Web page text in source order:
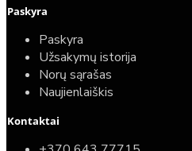
Paskyra
Paskyra
Užsakymų istorija
Norų sąrašas
Naujienlaiškis
Kontaktai